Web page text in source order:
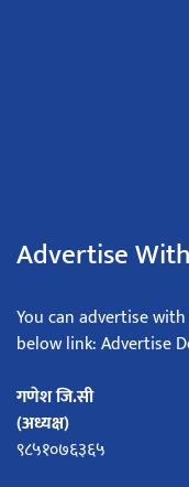
Advertise
You can advertise
below link: Advertise
गणेश जि.सी
(अध्यक्ष)
९८५१०७६३६५